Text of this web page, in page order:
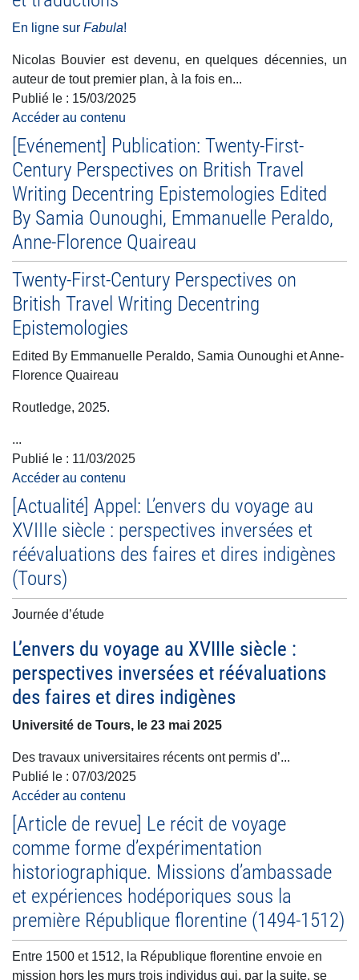
En ligne sur Fabula!
Nicolas Bouvier est devenu, en quelques décennies, un
auteur de tout premier plan, à la fois en...
Publié le : 15/03/2025
Accéder au contenu
[Evénement] Publication: Twenty-First-
Century Perspectives on British Travel
Writing Decentring Epistemologies Edited
By Samia Ounoughi, Emmanuelle Peraldo,
Anne-Florence Quaireau
Twenty-First-Century Perspectives on
British Travel Writing Decentring
Epistemologies
Edited By Emmanuelle Peraldo, Samia Ounoughi et Anne-
Florence Quaireau
Routledge, 2025.
...
Publié le : 11/03/2025
Accéder au contenu
[Actualité] Appel: L’envers du voyage au
XVIIIe siècle : perspectives inversées et
réévaluations des faires et dires indigènes
(Tours)
Journée d’étude
L’envers du voyage au XVIIIe siècle :
perspectives inversées et réévaluations
des faires et dires indigènes
Université de Tours, le 23 mai 2025
Des travaux universitaires récents ont permis d’...
Publié le : 07/03/2025
Accéder au contenu
[Article de revue] Le récit de voyage
comme forme d’expérimentation
historiographique. Missions d’ambassade
et expériences hodéporiques sous la
première République florentine (1494-1512)
Entre 1500 et 1512, la République florentine envoie en
mission hors les murs trois individus qui, par la suite, se